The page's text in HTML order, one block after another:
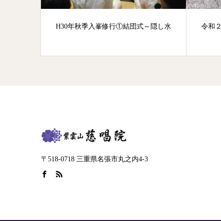
H30年秋季入峯修行①結団式～隠し水 令和
〒518-0718 三重県名張市丸之内4-3